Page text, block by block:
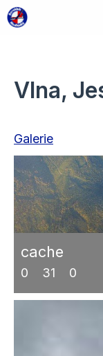
Přeskočit
na
Vlna,
Galerie
cache
0 31 0